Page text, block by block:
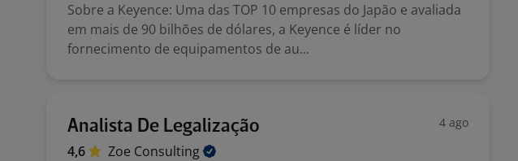
Sobre a Keyence: Uma das TOP 10 empresas do Japão e avaliada
em mais de 90 bilhões de dólares, a Keyence é líder no
fornecimento de equipamentos de au...
Analista De Legalização 4 ago
4,6 Zoe Consulting